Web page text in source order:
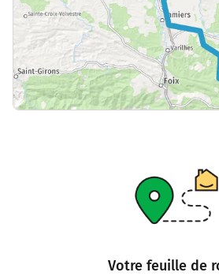
Votre feuille de